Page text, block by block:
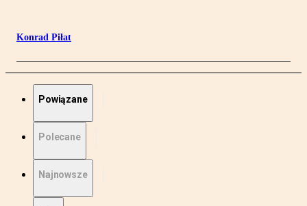
Konrad Piłat
Powiązane
Polecane
Najnowsze